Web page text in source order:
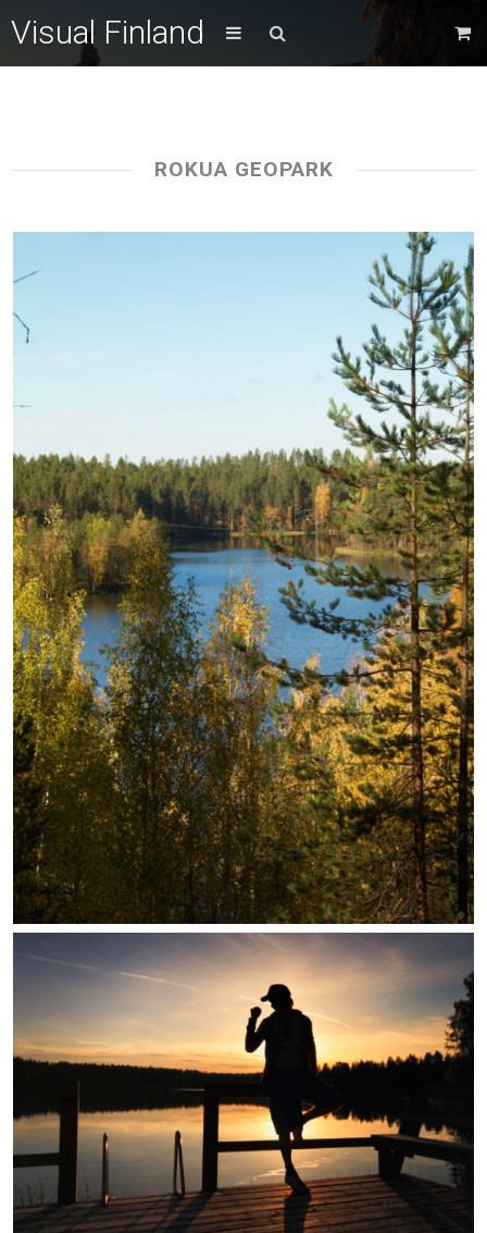
Visual Finland
ROKUA GEOPARK